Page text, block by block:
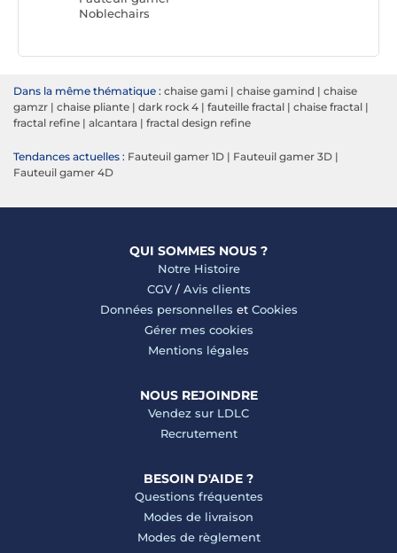
Noblechairs
Dans la même thématique : chaise gami | chaise gamind | chaise
gamzr | chaise pliante | dark rock 4 | fauteille fractal | chaise fractal |
fractal refine | alcantara | fractal design refine
Tendances actuelles : Fauteuil gamer 1D | Fauteuil gamer 3D |
Fauteuil gamer 4D
QUI SOMMES NOUS ?
Notre Histoire
CGV/ Avis clients
Données personnelles et Cookies
Gérer mes cookies
Mentions légales
NOUS REJOINDRE
Vendez sur LDLC
Recrutement
BESOIN D'AIDE ?
Questions fréquentes
Modes de livraison
Modes de règlement